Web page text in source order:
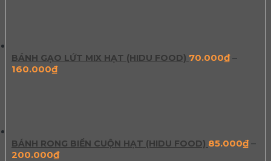
BÁNH GẠO LỨT MIX HẠT (HIDU FOOD) 70.000₫–
160.000₫
BÁNH RONG BIỂN CUỘN HẠT (HIDU FOOD) 85.000₫–
200.000₫